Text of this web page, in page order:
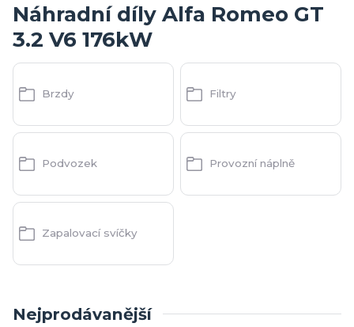
Náhradní díly Alfa Romeo GT
3.2 V6 176kW
Brzdy Filtry
Podvozek Provozní náplně
Zapalovací svíčky
Nejprodávanější